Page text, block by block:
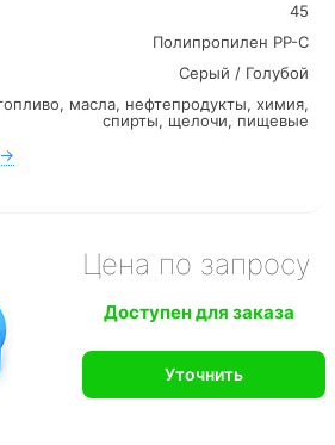
45
Полипропилен PP-C
Серый / Голубой
масла, нефтепродукты, химия,
спирты, щелочи, пищевые
→
Цена по запросу
Доступен для заказа
Уточнить